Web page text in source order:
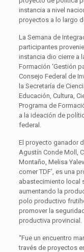
instancia a nivel
proyectos a lo largo
La Semana de
participantes
instancia dio cierre a
Formación ‘Gestión
Consejo Federal de
la Secretaría de
Educación, Cultura,
Programa de
a la ideación de
federal.
El proyecto ganador
Agustín Conde Moll,
Montaño, Melisa
comer TDF’, es una
abastecimiento local
aumentando la
polo productivo
promover la
productiva provincial.
“Fue un encuentro
través de proyectos